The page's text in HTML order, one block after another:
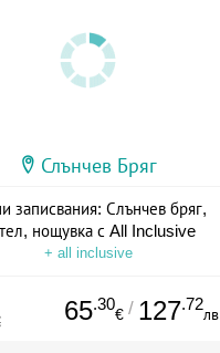
Слънчев Бряг
записвания: Слънчев бряг,
нощувка с All Inclusive
+ all inclusive
65.30
€ / 127.72
лв.